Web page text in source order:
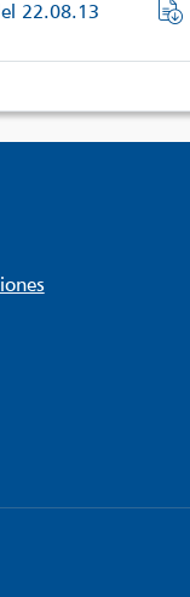
22.08.13